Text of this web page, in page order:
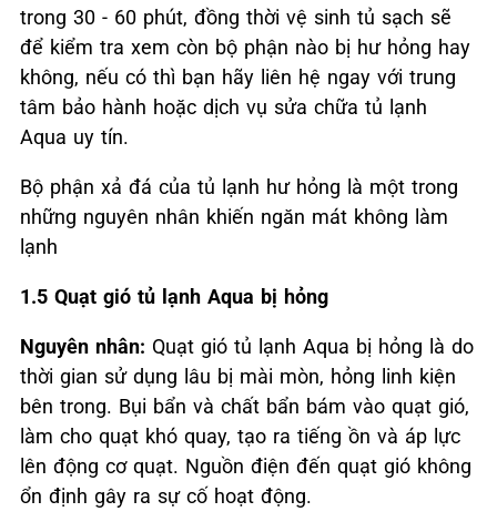
trong 30 - 60 phút, đồng thời vệ sinh tủ sạch sẽ
để kiểm tra xem còn bộ phận nào bị hư hỏng hay
không, nếu có thì bạn hãy liên hệ ngay với trung
tâm bảo hành hoặc dịch vụ sửa chữa tủ lạnh
Aqua uy tín.
Bộ phận xả đá của tủ lạnh hư hỏng là một trong
những nguyên nhân khiến ngăn mát không làm
lạnh
1.5 Quạt gió tủ lạnh Aqua bị hỏng
Nguyên nhân: Quạt gió tủ lạnh Aqua bị hỏng là do
thời gian sử dụng lâu bị mài mòn, hỏng linh kiện
bên trong. Bụi bẩn và chất bẩn bám vào quạt gió,
làm cho quạt khó quay, tạo ra tiếng ồn và áp lực
lên động cơ quạt. Nguồn điện đến quạt gió không
ổn định gây ra sự cố hoạt động.